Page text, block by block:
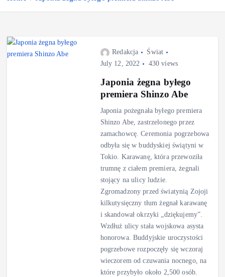
Redakcja
Świat
July 12, 2022
430 views
Japonia żegna byłego
premiera Shinzo Abe
Japonia pożegnała byłego premiera
Shinzo Abe, zastrzelonego przez
zamachowcę. Ceremonia pogrzebowa
odbyła się w buddyskiej świątyni w
Tokio. Karawanę, która przewoziła
trumnę z ciałem premiera, żegnali
stojący na ulicy ludzie.
Zgromadzony przed światynią Zojoji
kilkutysięczny tłum żegnał karawanę
i skandował okrzyki „dziękujemy”.
Wzdłuż ulicy stała wojskowa asysta
honorowa. Buddyjskie uroczystości
pogrzebowe rozpoczęły się wczoraj
wieczorem od czuwania nocnego, na
które przybyło około 2,500 osób.